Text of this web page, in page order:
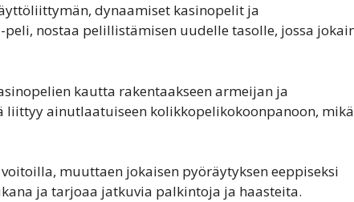
dynaamiset kasinopelit ja
nostaa pelillistämisen uudelle tasolle, jossa
kautta rakentaakseen armeijan ja
liittyy ainutlaatuiseen kolikkopelikokoonpanoon, mikä
muuttaen jokaisen pyöräytyksen eeppiseksi
ja tarjoaa jatkuvia palkintoja ja haasteita.